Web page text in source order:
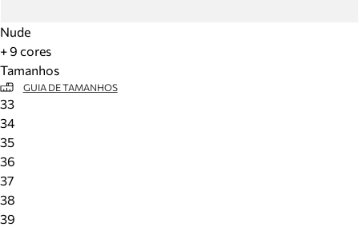
Nude
+ 9 cores
Tamanhos
GUIA DE TAMANHOS
33
34
35
36
37
38
39